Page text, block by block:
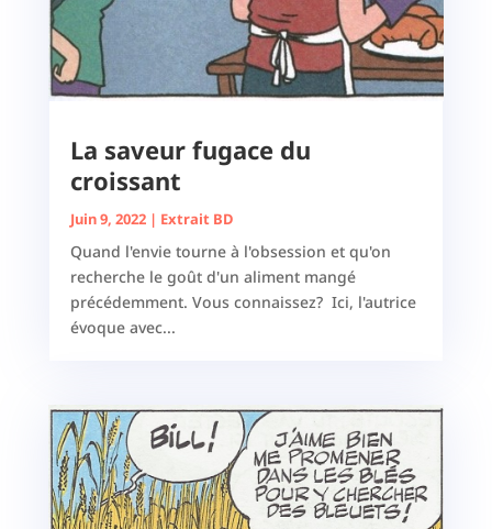
La saveur fugace du
croissant
Juin 9, 2022| Extrait BD
Quand l'envie tourne à l'obsession et qu'on
recherche le goût d'un aliment mangé
précédemment. Vous connaissez? Ici, l'autrice
évoque avec...